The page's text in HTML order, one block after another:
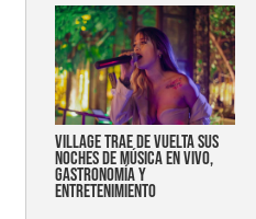
Village trae de vuelta sus
noches de música en vivo,
gastronomía y
entretenimiento